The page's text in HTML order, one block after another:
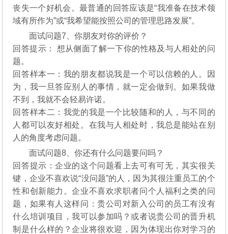
丧失一个好机会。最普通的回答应该是“我准备在技术领
域有所作为”或“我希望能按照公司的管理思路发展”。
面试问题7、你朋友对你的评价？
回答提示： 想从侧面了解一下你的性格及与人相处的问
题。
回答样本一：我的朋友都说我是一个可以信赖的人。因
为，我一旦答应别人的事情，就一定会做到。如果我做
不到，我就不会轻易许诺。
回答样本二：我觉的我是一个比较随和的人，与不同的
人都可以友好相处。在我与人相处时，我总是能站在别
人的角度考虑问题。
面试问题8、你还有什么问题要问吗？
回答提示：企业的这个问题看上去可有可无，其实很关
键，企业不喜欢说“没问题”的人，因为其很注重员工的个
性和创新能力。企业不喜欢求职者问个人福利之类的问
题，如果有人这样问：贵公司对新入公司的员工有没有
什么培训项目，我可以参加吗？或者说贵公司的晋升机
制是什么样的？企业将很欢迎，因为体现出你对学习的